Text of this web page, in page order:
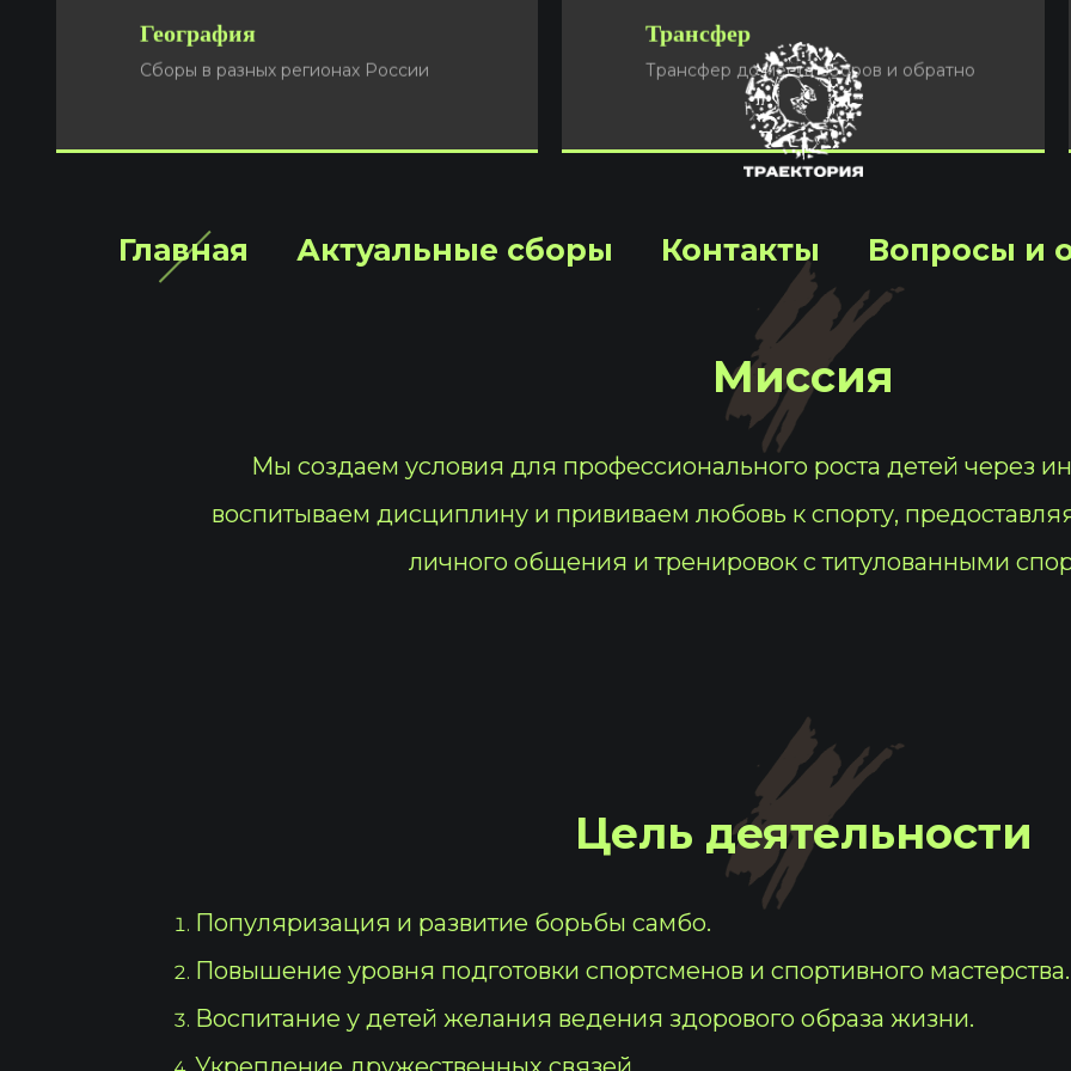
Главная Актуальные сборы Контакты Вопросы и
География
Сборы в разных регионах России
Подать заявку Трансфер
Трансфер до места сборов и обратно
Подать заявку
Миссия
Мы создаем условия для профессионального роста детей через
воспитываем дисциплину и прививаем любовь к спорту,
личного общения и тренировок с титулованными
Цель деятельности
Популяризация и развитие борьбы самбо.
Повышение уровня подготовки спортсменов и спортивного мастерства.
Воспитание у детей желания ведения здорового образа жизни.